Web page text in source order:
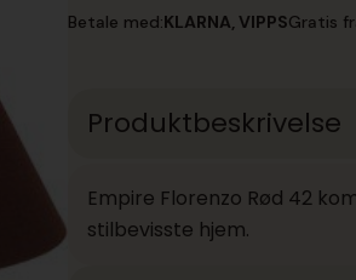
42
Betale med:KLARNA, VIPPSGratis
Produktbeskrivelse
Empire Florenzo Rød 42
stilbevisste hjem.